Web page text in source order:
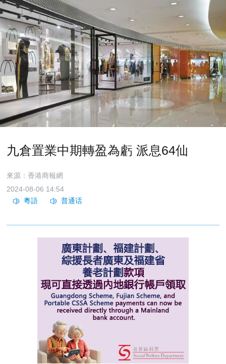
九倉置業中期轉盈為虧 派息64仙
來源：香港商報網
2024-08-06 14:54